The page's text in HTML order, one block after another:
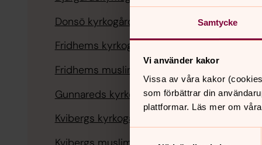
Samtycke
Vi använder kakor
Vissa av våra kakor
som förbättrar din
plattformar. Läs mer om
Donsö kyrkogård
Fridhems kyrkogård
Fridhems muslimska begravningsplats
Gunnareds kyrkogård
Kvibergs kyrkogård